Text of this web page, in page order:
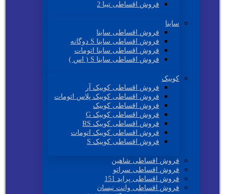
فروش اقساطی تیبا 2
ساینا
فروش اقساطی ساینا
فروش اقساطی ساینا S دوگانه
فروش اقساطی ساینا اتومات
فروش اقساطی ساینا S ( اس )
کوییک
فروش اقساطی کوییک آر
فروش اقساطی کوییک پلاس اتومات
فروش اقساطی کوییک
فروش اقساطی کوییک G
فروش اقساطی کوییک RS
فروش اقساطی کوییک اتومات
فروش اقساطی کوییک S
فروش اقساطی شاهین
فروش اقساطی سراتو
فروش اقساطی پراید 151
فروش اقساطی وانت نیسان